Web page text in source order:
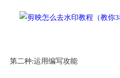
第二种:运用编写攻能